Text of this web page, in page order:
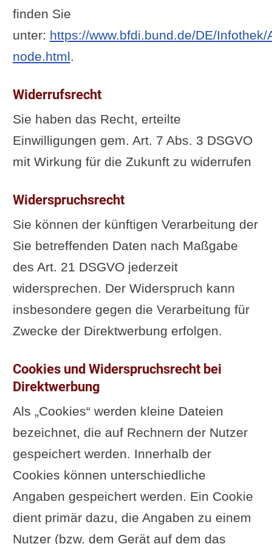
finden Sie
unter: https://www.bfdi.bund.de/DE/
node.html.
Widerrufsrecht
Sie haben das Recht, erteilte
Einwilligungen gem. Art. 7 Abs. 3 DSGVO
mit Wirkung für die Zukunft zu widerrufen
Widerspruchsrecht
Sie können der künftigen Verarbeitung der
Sie betreffenden Daten nach Maßgabe
des Art. 21 DSGVO jederzeit
widersprechen. Der Widerspruch kann
insbesondere gegen die Verarbeitung für
Zwecke der Direktwerbung erfolgen.
Cookies und Widerspruchsrecht bei
Direktwerbung
Als „Cookies“ werden kleine Dateien
bezeichnet, die auf Rechnern der Nutzer
gespeichert werden. Innerhalb der
Cookies können unterschiedliche
Angaben gespeichert werden. Ein Cookie
dient primär dazu, die Angaben zu einem
Nutzer (bzw. dem Gerät auf dem das